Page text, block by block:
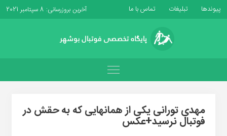
پیوندها تبلیغات تماس با ما آخرین بروزرسانی: 8 سپتامبر 2021
مهدی تورانی یکی از همانهایی که به حقش در
فوتبال نرسید+عکس